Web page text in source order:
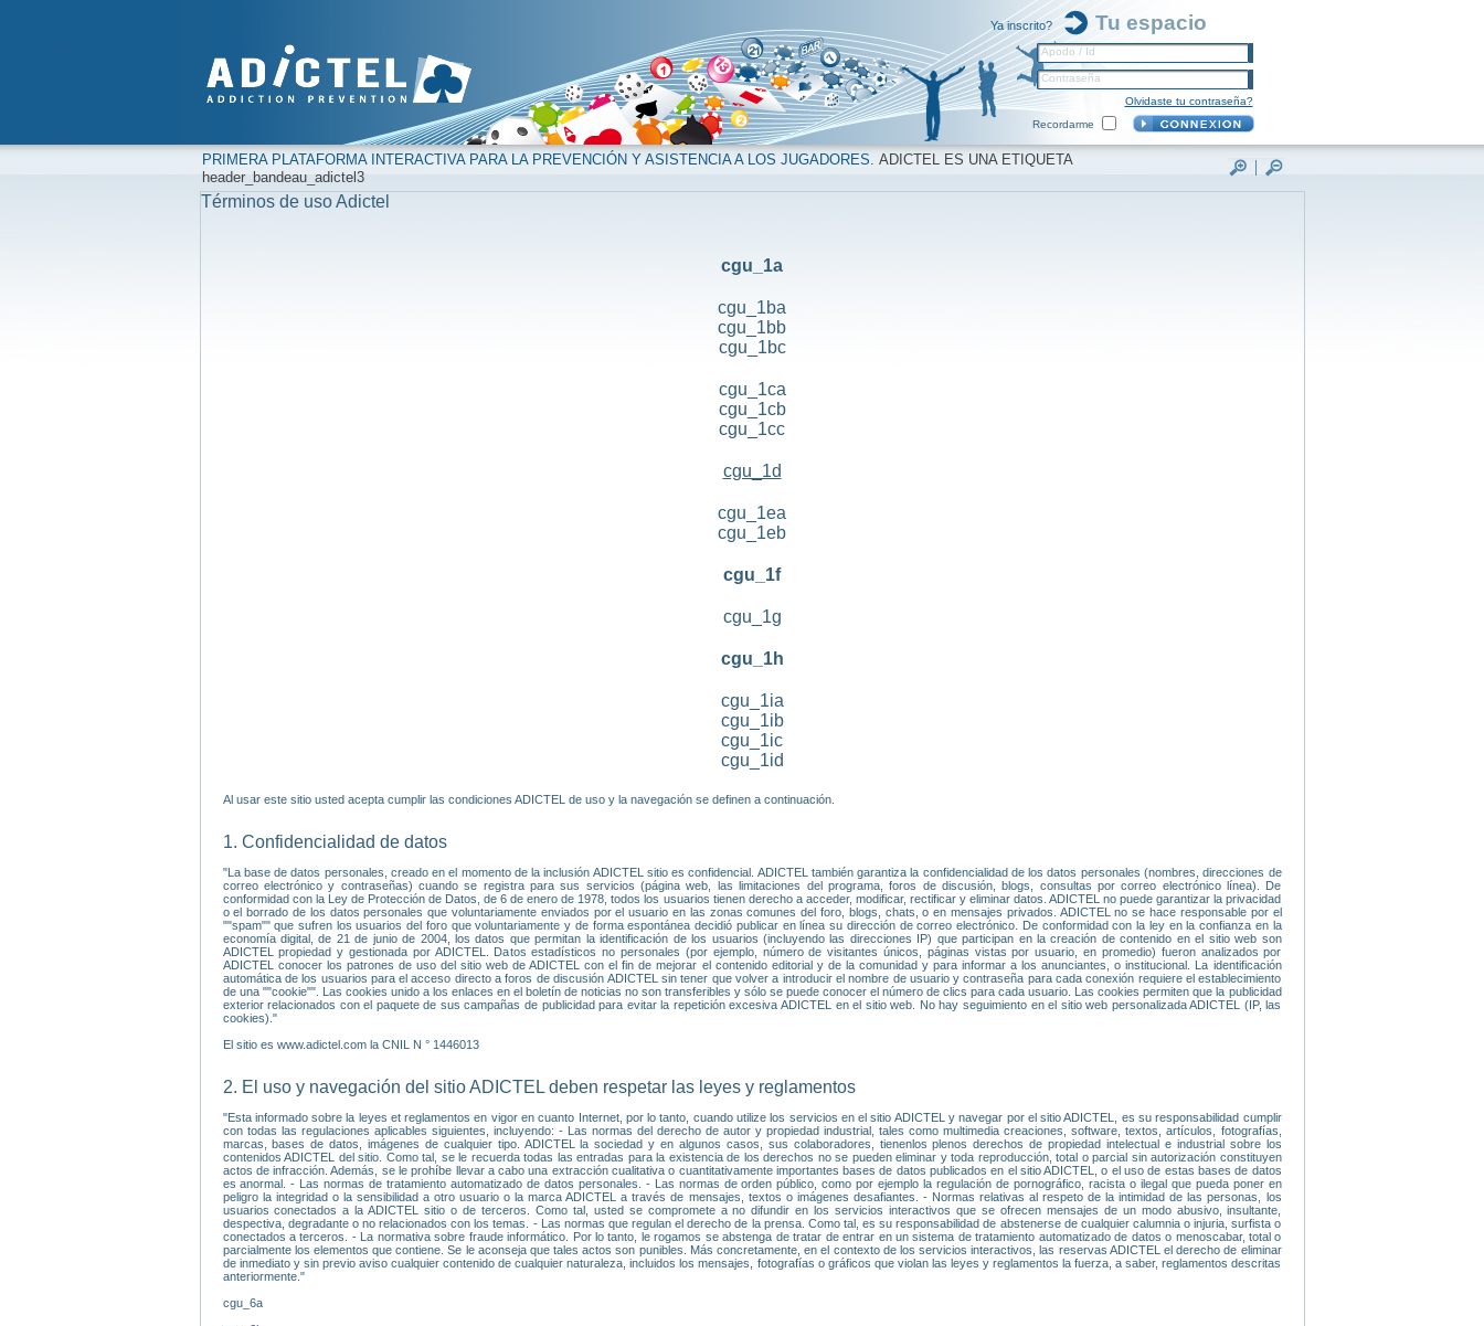
Ya inscrito? Tu espacio
Apodo / Id
Contraseña
Olvidaste tu contraseña?
Recordarme
PRIMERA PLATAFORMA INTERACTIVA PARA LA PREVENCIÓN Y ASISTENCIA A LOS JUGADORES. ADICTEL ES UNA ETIQUETA
header_bandeau_adictel3
Términos de uso Adictel
cgu_1a
cgu_1ba
cgu_1bb
cgu_1bc
cgu_1ca
cgu_1cb
cgu_1cc
cgu_1d
cgu_1ea
cgu_1eb
cgu_1f
cgu_1g
cgu_1h
cgu_1ia
cgu_1ib
cgu_1ic
cgu_1id
Al usar este sitio usted acepta cumplir las condiciones ADICTEL de uso y la navegación se definen a continuación.
1. Confidencialidad de datos
"La base de datos personales, creado en el momento de la inclusión ADICTEL sitio es confidencial. ADICTEL también garantiza la confidencialidad de los datos personales (nombres, direcciones de
correo electrónico y contraseñas) cuando se registra para sus servicios (página web, las limitaciones del programa, foros de discusión, blogs, consultas por correo electrónico línea). De
conformidad con la Ley de Protección de Datos, de 6 de enero de 1978, todos los usuarios tienen derecho a acceder, modificar, rectificar y eliminar datos. ADICTEL no puede garantizar la privacidad
o el borrado de los datos personales que voluntariamente enviados por el usuario en las zonas comunes del foro, blogs, chats, o en mensajes privados. ADICTEL no se hace responsable por el
""spam"" que sufren los usuarios del foro que voluntariamente y de forma espontánea decidió publicar en línea su dirección de correo electrónico. De conformidad con la ley en la confianza en la
economía digital, de 21 de junio de 2004, los datos que permitan la identificación de los usuarios (incluyendo las direcciones IP) que participan en la creación de contenido en el sitio web son
ADICTEL propiedad y gestionada por ADICTEL. Datos estadísticos no personales (por ejemplo, número de visitantes únicos, páginas vistas por usuario, en promedio) fueron analizados por
ADICTEL conocer los patrones de uso del sitio web de ADICTEL con el fin de mejorar el contenido editorial y de la comunidad y para informar a los anunciantes, o institucional. La identificación
automática de los usuarios para el acceso directo a foros de discusión ADICTEL sin tener que volver a introducir el nombre de usuario y contraseña para cada conexión requiere el establecimiento
de una ""cookie"". Las cookies unido a los enlaces en el boletín de noticias no son transferibles y sólo se puede conocer el número de clics para cada usuario. Las cookies permiten que la publicidad
exterior relacionados con el paquete de sus campañas de publicidad para evitar la repetición excesiva ADICTEL en el sitio web. No hay seguimiento en el sitio web personalizada ADICTEL (IP, las
cookies)."
El sitio es www.adictel.com la CNIL N ° 1446013
2. El uso y navegación del sitio ADICTEL deben respetar las leyes y reglamentos
"Esta informado sobre la leyes et reglamentos en vigor en cuanto Internet, por lo tanto, cuando utilize los servicios en el sitio ADICTEL y navegar por el sitio ADICTEL, es su responsabilidad cumplir
con todas las regulaciones aplicables siguientes, incluyendo: - Las normas del derecho de autor y propiedad industrial, tales como multimedia creaciones, software, textos, artículos, fotografías,
marcas, bases de datos, imágenes de cualquier tipo. ADICTEL la sociedad y en algunos casos, sus colaboradores, tienenlos plenos derechos de propiedad intelectual e industrial sobre los
contenidos ADICTEL del sitio. Como tal, se le recuerda todas las entradas para la existencia de los derechos no se pueden eliminar y toda reproducción, total o parcial sin autorización constituyen
actos de infracción. Además, se le prohíbe llevar a cabo una extracción cualitativa o cuantitativamente importantes bases de datos publicados en el sitio ADICTEL, o el uso de estas bases de datos
es anormal. - Las normas de tratamiento automatizado de datos personales. - Las normas de orden público, como por ejemplo la regulación de pornográfico, racista o ilegal que pueda poner en
peligro la integridad o la sensibilidad a otro usuario o la marca ADICTEL a través de mensajes, textos o imágenes desafiantes. - Normas relativas al respeto de la intimidad de las personas, los
usuarios conectados a la ADICTEL sitio o de terceros. Como tal, usted se compromete a no difundir en los servicios interactivos que se ofrecen mensajes de un modo abusivo, insultante,
despectiva, degradante o no relacionados con los temas. - Las normas que regulan el derecho de la prensa. Como tal, es su responsabilidad de abstenerse de cualquier calumnia o injuria, surfista o
conectados a terceros. - La normativa sobre fraude informático. Por lo tanto, le rogamos se abstenga de tratar de entrar en un sistema de tratamiento automatizado de datos o menoscabar, total o
parcialmente los elementos que contiene. Se le aconseja que tales actos son punibles. Más concretamente, en el contexto de los servicios interactivos, las reservas ADICTEL el derecho de eliminar
de inmediato y sin previo aviso cualquier contenido de cualquier naturaleza, incluidos los mensajes, fotografías o gráficos que violan las leyes y reglamentos la fuerza, a saber, reglamentos descritas
anteriormente."
cgu_6a